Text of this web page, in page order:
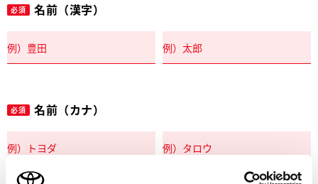
必須 名前（漢字）
必須 名前（カナ）